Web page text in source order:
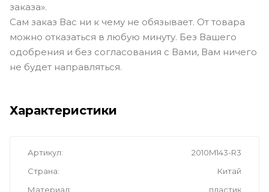
заказа».
Сам заказ Вас ни к чему не обязывает. От товара
можно отказаться в любую минуту. Без Вашего
одобрения и без согласования с Вами, Вам ничего
не будет направляться.
Характеристики
Артикул
2010M143-R3
Страна
Китай
Материал
пластик